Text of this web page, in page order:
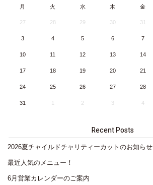
月 火 水 木 金
27 28 29 30 31
3 4 5 6 7
10 11 12 13 14
17 18 19 20 21
24 25 26 27 28
31 1 2 3 4
Recent Posts
2026夏チャイルドチャリティーカットのお知らせ
最近人気のメニュー！
6月営業カレンダーのご案内